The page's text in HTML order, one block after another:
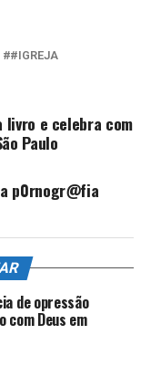
#IGREJA
e celebra com
Paulo
p0rnogr@fia
de opressão
Deus em